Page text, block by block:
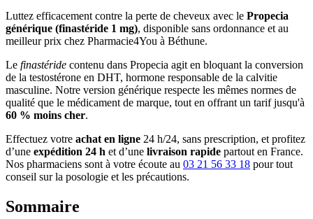
Luttez efficacement contre la perte de cheveux avec le Propecia
générique (finastéride 1 mg), disponible sans ordonnance et au
meilleur prix chez Pharmacie4You à Béthune.
Le finastéride contenu dans Propecia agit en bloquant la conversion
de la testostérone en DHT, hormone responsable de la calvitie
masculine. Notre version générique respecte les mêmes normes de
qualité que le médicament de marque, tout en offrant un tarif jusqu'à
60 % moins cher.
Effectuez votre achat en ligne 24 h/24, sans prescription, et profitez
d’une expédition 24 h et d’une livraison rapide partout en France.
Nos pharmaciens sont à votre écoute au 03 21 56 33 18 pour tout
conseil sur la posologie et les précautions.
Sommaire